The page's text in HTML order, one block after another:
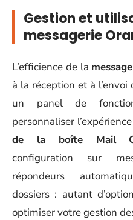
Gestion et
messagerie
L’efficience de la
à la réception et à
un panel de
personnaliser
de la boîte Mail
configuration sur
répondeurs
dossiers : autant
optimiser votre gestion